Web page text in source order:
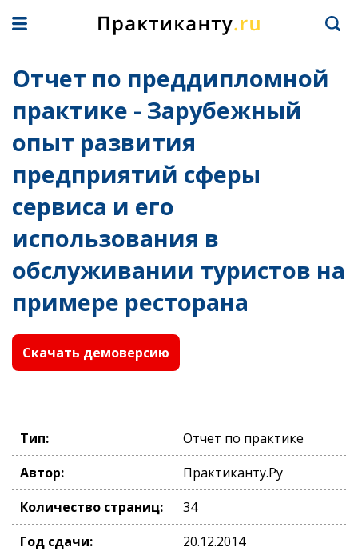
Отчет по преддипломной
практике - Зарубежный
опыт развития
предприятий сферы
сервиса и его
использования в
обслуживании туристов на
примере ресторана
Скачать демоверсию
Тип:
Отчет по практике
Автор:
Практиканту.Ру
Количество страниц:
34
Год сдачи:
20.12.2014